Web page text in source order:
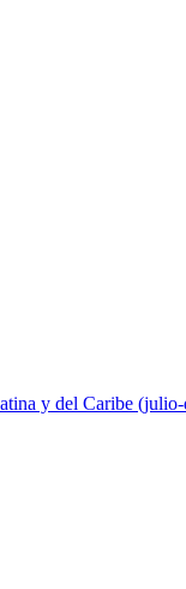
y del Caribe